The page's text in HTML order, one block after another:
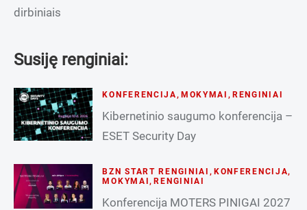
dirbiniais
Susiję renginiai:
KONFERENCIJA , MOKYMAI , RENGINIAI
Kibernetinio saugumo konferencija –
ESET Security Day
BZN START RENGINIAI , KONFERENCIJA,
MOKYMAI ,RENGINIAI
Konferencija MOTERS PINIGAI 2027